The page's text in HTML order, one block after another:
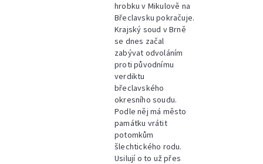
hrobku v Mikulově na
Břeclavsku pokračuje.
Krajský soud v Brně
se dnes začal
zabývat odvoláním
proti původnímu
verdiktu
břeclavského
okresního soudu.
Podle něj má město
památku vrátit
potomkům
šlechtického rodu.
Usilují o to už přes